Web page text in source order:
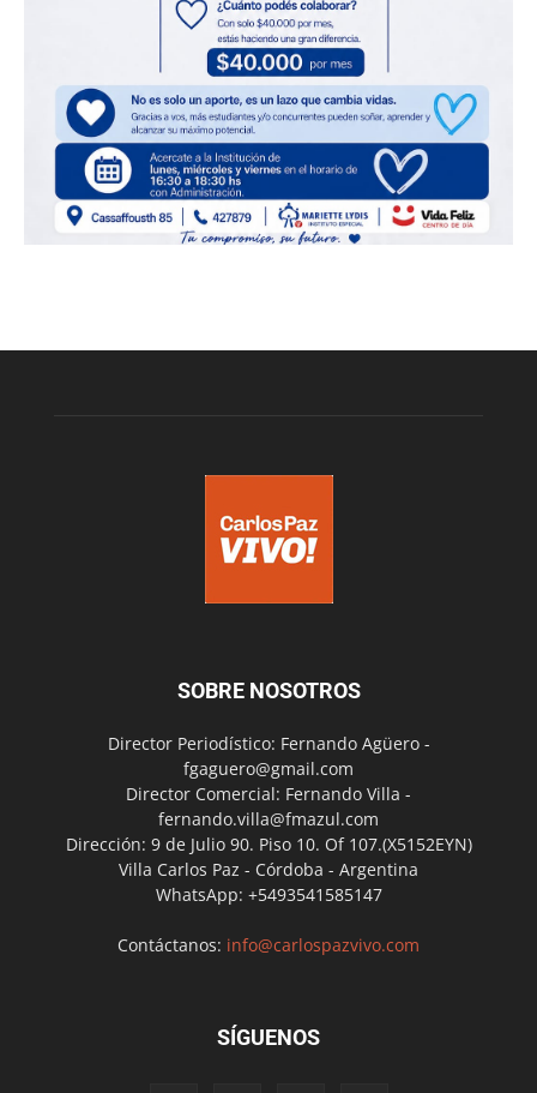
SOBRE NOSOTROS
Director Periodístico: Fernando Agüero -
fgaguero@gmail.com
Director Comercial: Fernando Villa -
fernando.villa@fmazul.com
Dirección: 9 de Julio 90. Piso 10. Of 107.(X5152EYN)
Villa Carlos Paz - Córdoba - Argentina
WhatsApp: +5493541585147
Contáctanos: info@carlospazvivo.com
SÍGUENOS